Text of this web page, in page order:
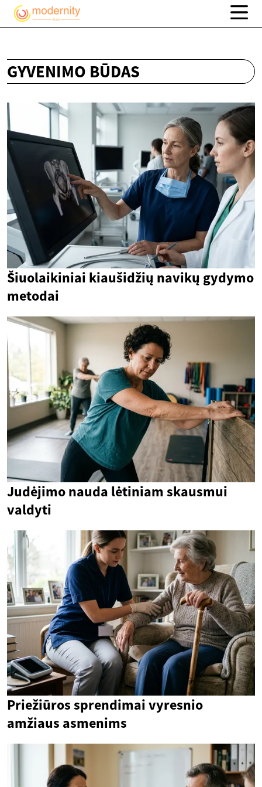
GYVENIMO BŪDAS
Šiuolaikiniai kiaušidžių navikų gydymo
metodai
Judėjimo nauda lėtiniam skausmui
valdyti
Priežiūros sprendimai vyresnio
amžiaus asmenims